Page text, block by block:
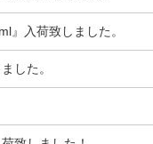
』入荷致しました。
した。